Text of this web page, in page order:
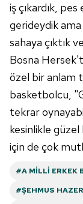
Çerezlere ilişkin
vasıtasıyla
için Ayarlar
Metnimizi
6698 sayılı
hazırlanmış
ilgili mevzuata
almak için lütfen
iş çıkardık,
gerideydik
sahaya çıktık
Bosna
özel bir anlam
basketbolcu,
tekrar
kesinlikle güzel
için de çok
#A MILLI ERKEK
#ŞEHMUS HAZER